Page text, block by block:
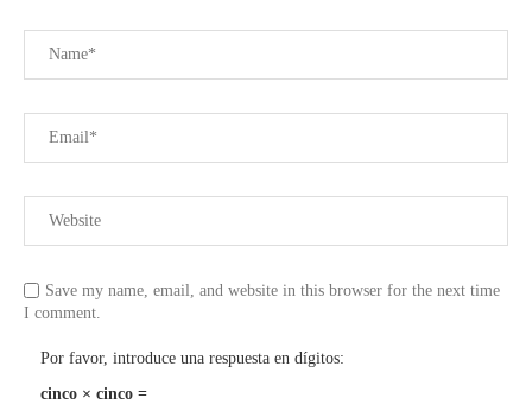
Save my name, email, and website in this browser for the next time
I comment.
Por favor, introduce una respuesta en dígitos:
cinco × cinco =